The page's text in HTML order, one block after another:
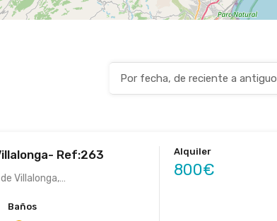
Por fecha, de reciente a antiguo
Ref:263
Villalonga,…
Baños
Alquiler
800€